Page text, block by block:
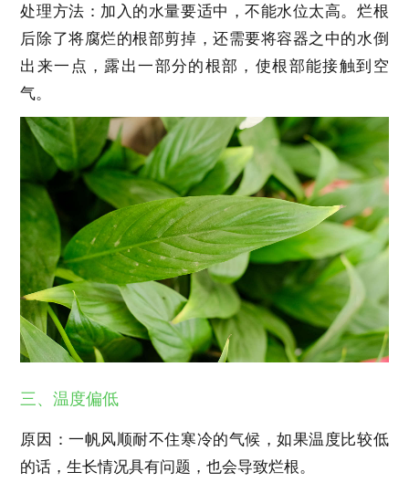
处理方法：加入的水量要适中，不能水位太高。烂根
后除了将腐烂的根部剪掉，还需要将容器之中的水倒
出来一点，露出一部分的根部，使根部能接触到空
气。
三、温度偏低
原因：一帆风顺耐不住寒冷的气候，如果温度比较低
的话，生长情况具有问题，也会导致烂根。